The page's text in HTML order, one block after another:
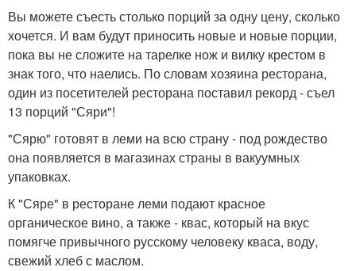
Вы можете съесть столько порций за одну цену, сколько
хочется. И вам будут приносить новые и новые порции,
пока вы не сложите на тарелке нож и вилку крестом в
знак того, что наелись. По словам хозяина ресторана,
один из посетителей ресторана поставил рекорд - съел
13 порций "Сяри"!
"Сярю" готовят в леми на всю страну - под рождество
она появляется в магазинах страны в вакуумных
упаковках.
К "Сяре" в ресторане леми подают красное
органическое вино, а также - квас, который на вкус
помягче привычного русскому человеку кваса, воду,
свежий хлеб с маслом.